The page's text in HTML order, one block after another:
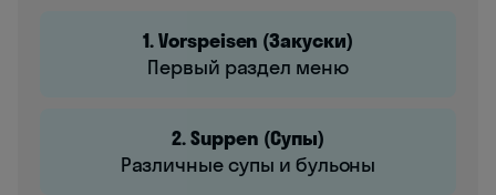
1. Vorspeisen (Закуски)
Первый раздел меню
2. Suppen (Супы)
Различные супы и бульоны